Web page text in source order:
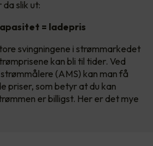
slik ut:
= ladepris
svingningene i strømmarkedet
kan bli til tider. Ved
(AMS) kan man få
priser, som betyr at du kan
er billigst. Her er det mye